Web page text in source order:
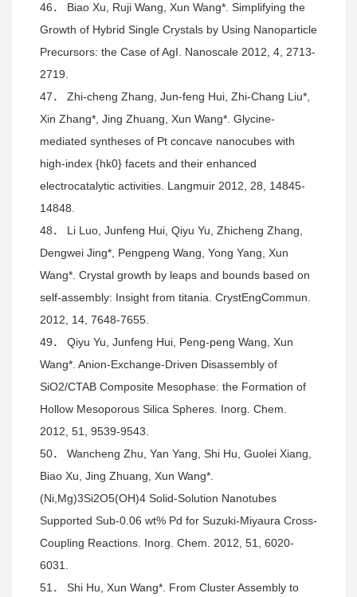
46． Biao Xu, Ruji Wang, Xun Wang*. Simplifying the
Growth of Hybrid Single Crystals by Using Nanoparticle
Precursors: the Case of AgI. Nanoscale 2012, 4, 2713-
2719.
47． Zhi-cheng Zhang, Jun-feng Hui, Zhi-Chang Liu*,
Xin Zhang*, Jing Zhuang, Xun Wang*. Glycine-
mediated syntheses of Pt concave nanocubes with
high-index {hk0} facets and their enhanced
electrocatalytic activities. Langmuir 2012, 28, 14845-
14848.
48． Li Luo, Junfeng Hui, Qiyu Yu, Zhicheng Zhang,
Dengwei Jing*, Pengpeng Wang, Yong Yang, Xun
Wang*. Crystal growth by leaps and bounds based on
self-assembly: Insight from titania. CrystEngCommun.
2012, 14, 7648-7655.
49． Qiyu Yu, Junfeng Hui, Peng-peng Wang, Xun
Wang*. Anion-Exchange-Driven Disassembly of
SiO2/CTAB Composite Mesophase: the Formation of
Hollow Mesoporous Silica Spheres. Inorg. Chem.
2012, 51, 9539-9543.
50． Wancheng Zhu, Yan Yang, Shi Hu, Guolei Xiang,
Biao Xu, Jing Zhuang, Xun Wang*.
(Ni,Mg)3Si2O5(OH)4 Solid-Solution Nanotubes
Supported Sub-0.06 wt% Pd for Suzuki-Miyaura Cross-
Coupling Reactions. Inorg. Chem. 2012, 51, 6020-
6031.
51． Shi Hu, Xun Wang*. From Cluster Assembly to